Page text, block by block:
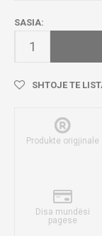
SASIA:
SHTOJE TE
Produkte origjinale
Disa mundësi
pagese